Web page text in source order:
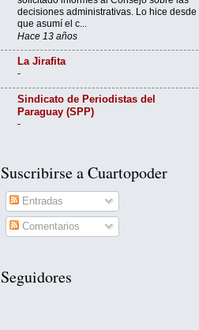
decisiones administrativas. Lo hice desde
que asumí el c...
Hace 13 años
La Jirafita
-
Sindicato de Periodistas del
Paraguay (SPP)
-
Suscribirse a Cuartopoder
Entradas
Comentarios
Seguidores